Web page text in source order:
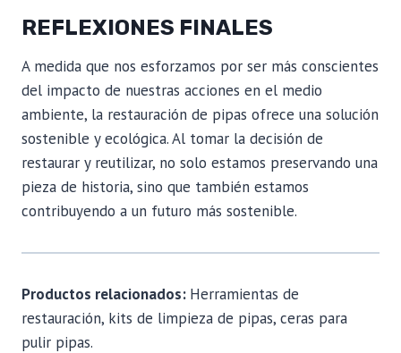
REFLEXIONES FINALES
A medida que nos esforzamos por ser más conscientes
del impacto de nuestras acciones en el medio
ambiente, la restauración de pipas ofrece una solución
sostenible y ecológica. Al tomar la decisión de
restaurar y reutilizar, no solo estamos preservando una
pieza de historia, sino que también estamos
contribuyendo a un futuro más sostenible.
Productos relacionados: Herramientas de
restauración, kits de limpieza de pipas, ceras para
pulir pipas.